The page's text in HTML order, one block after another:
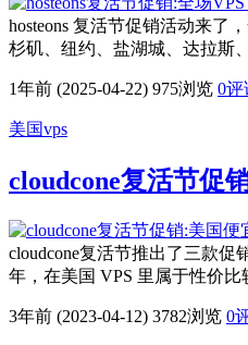
hosteons 复活节促销活动来了
杉矶、纽约、盐湖城、达拉
1年前 (2025-04-22) 975浏览 0评
美国vps
cloudcone复活节促
cloudcone复活节推出了三款促
年，在美国 VPS 里属于性价
3年前 (2023-04-12) 3782浏览 0